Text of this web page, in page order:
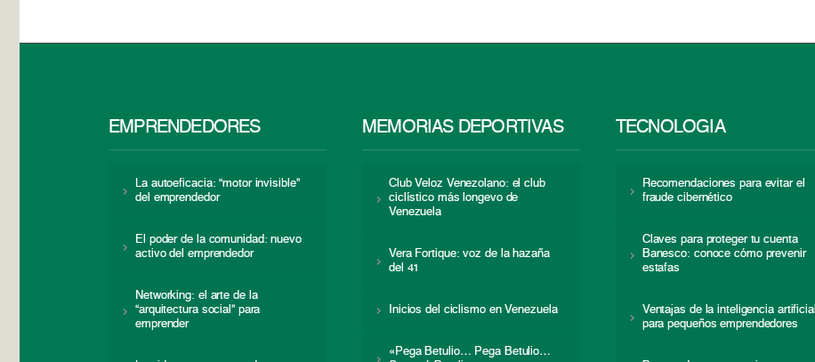
EMPRENDEDORES
La autoeficacia: “motor invisible”
del emprendedor
El poder de la comunidad: nuevo
activo del emprendedor
Networking: el arte de la
“arquitectura social” para
emprender
MEMORIAS DEPORTIVAS
Club Veloz Venezolano: el club
ciclístico más longevo de
Venezuela
Vera Fortique: voz de la hazaña
del 41
Inicios del ciclismo en Venezuela
«Pega Betulio… Pega Betulio…
TECNOLOGÍA
Recomendaciones para evitar el
fraude cibernético
Claves para proteger tu cuenta
Banesco: conoce cómo prevenir
estafas
Ventajas de la inteligencia artificial
para pequeños emprendedores